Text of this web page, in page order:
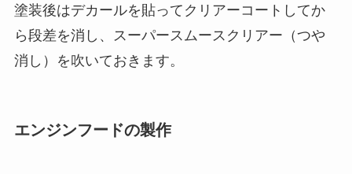
塗装後はデカールを貼ってクリアーコートしてか
ら段差を消し、スーパースムースクリアー（つや
消し）を吹いておきます。
エンジンフードの製作